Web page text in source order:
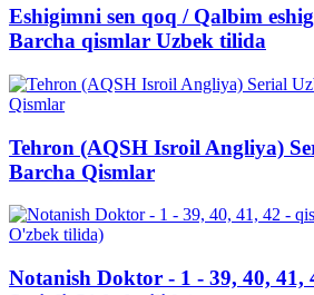
Eshigimni sen qoq / Qalbim
Barcha qismlar Uzbek tilida
Tehron (AQSH Isroil Angliya)
Barcha Qismlar
Notanish Doktor - 1 - 39, 40, 41,